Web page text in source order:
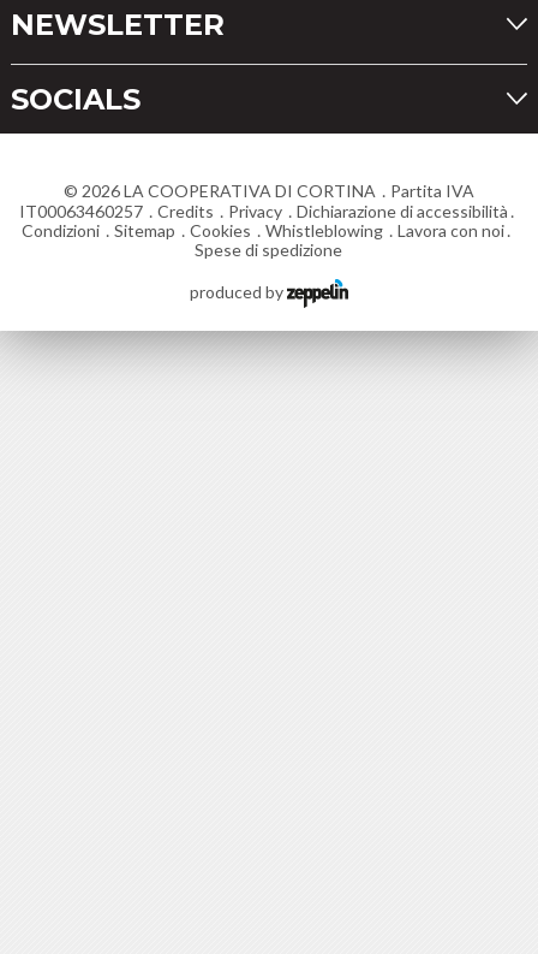
NEWSLETTER
SOCIALS
© 2026LA COOPERATIVA DI CORTINA
Partita IVA
IT00063460257
Credits Privacy
Dichiarazione di accessibilità
Condizioni
Sitemap Cookies Whistleblowing
Lavora con noi
Spese di spedizione
produced by